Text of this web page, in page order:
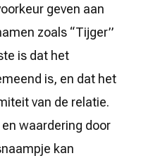
geven aan
zoals “Tijger”
is dat het
is, en dat het
van de relatie.
waardering door
kan